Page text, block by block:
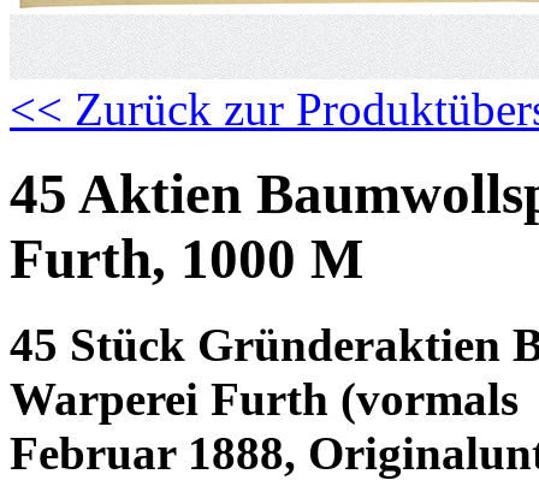
<< Zurück zur
45 Aktien
Furth, 1000 M
45 Stück Gründeraktien
Warperei Furth
Februar 1888,